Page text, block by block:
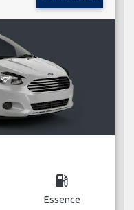
local_gas_station
Essence